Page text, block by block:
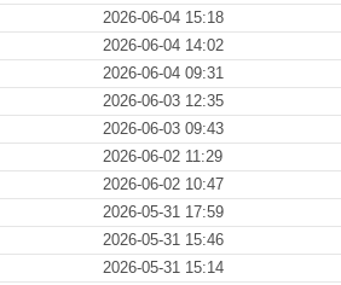
2026-06-04 15:18
2026-06-04 14:02
2026-06-04 09:31
2026-06-03 12:35
2026-06-03 09:43
2026-06-02 11:29
2026-06-02 10:47
2026-05-31 17:59
2026-05-31 15:46
2026-05-31 15:14